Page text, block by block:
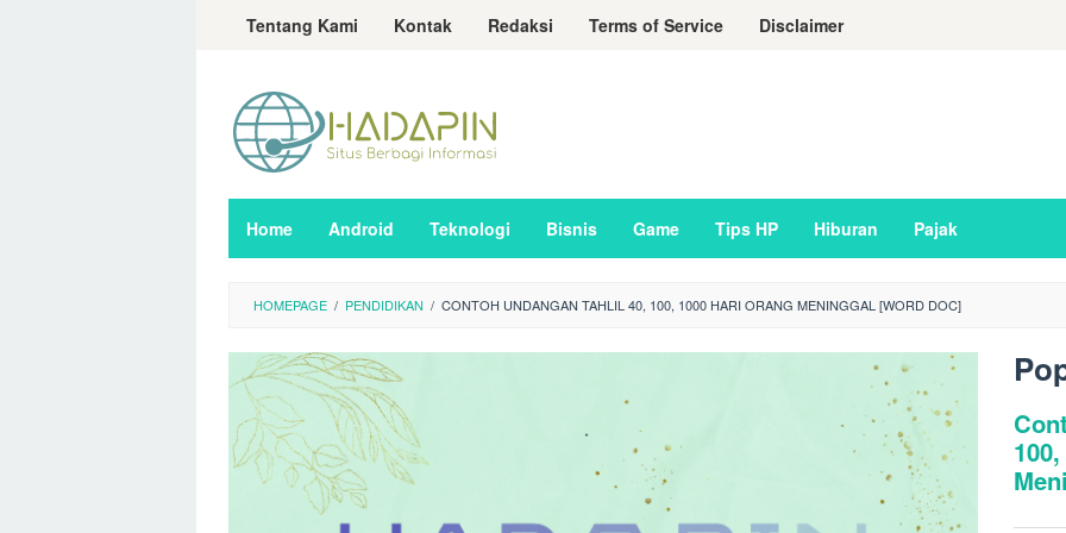
LoncatTentang Kami Kontak Redaksi Terms of Service Disclaimer
Home Android Teknologi Bisnis Game Tips HP Hiburan Pajak
HOMEPAGE / PENDIDIKAN / CONTOH UNDANGAN TAHLIL 40, 100, 1000 HARI ORANG MENINGGAL [WORD DOC]